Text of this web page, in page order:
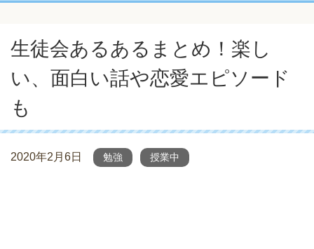
生徒会あるあるまとめ！楽し
い、面白い話や恋愛エピソード
も
2020年2月6日 勉強 授業中